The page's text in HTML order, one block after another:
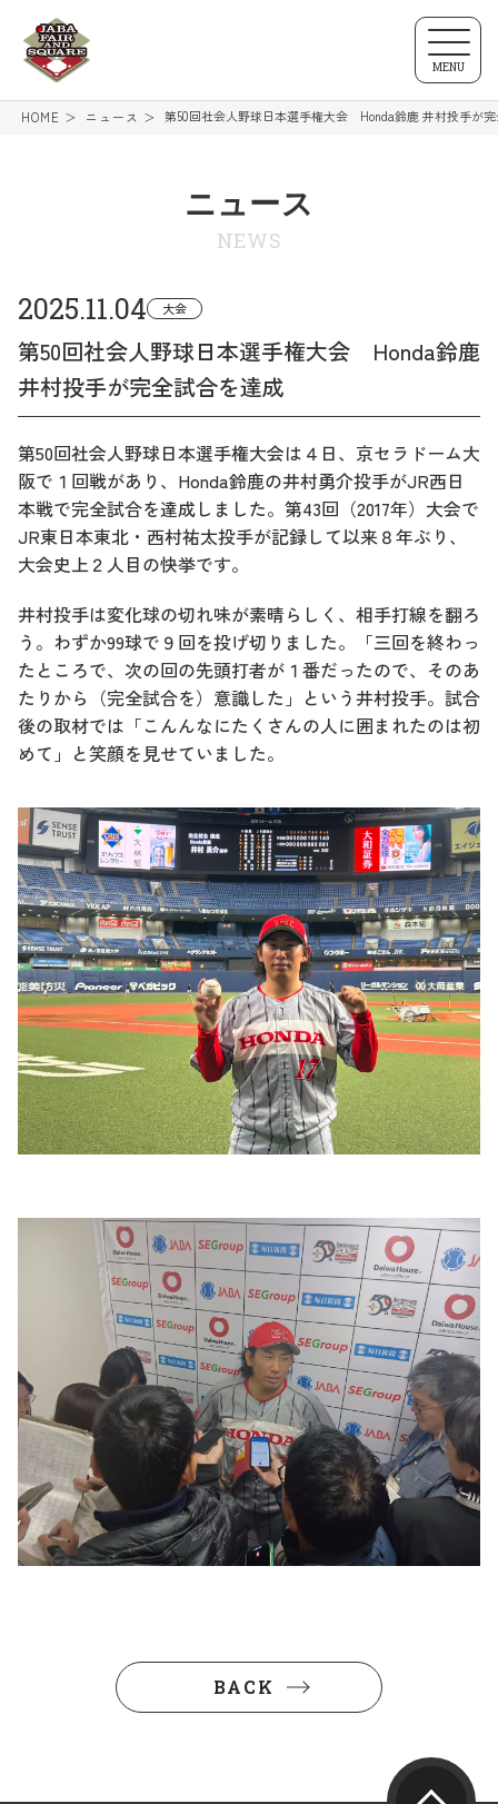
MENU
HOME ニュース 第50回社会人野球日本選手権大会 Honda鈴鹿 井村投手が
ニュース
NEWS
2025.11.04 大会
第50回社会人野球日本選手権大会 Honda鈴鹿
井村投手が完全試合を達成
第50回社会人野球日本選手権大会は４日、京セラドーム大
阪で１回戦があり、Honda鈴鹿の井村勇介投手がJR西日
本戦で完全試合を達成しました。第43回（2017年）大会で
JR東日本東北・西村祐太投手が記録して以来８年ぶり、
大会史上２人目の快挙です。
井村投手は変化球の切れ味が素晴らしく、相手打線を翻ろ
う。わずか99球で９回を投げ切りました。「三回を終わっ
たところで、次の回の先頭打者が１番だったので、そのあ
たりから（完全試合を）意識した」という井村投手。試合
後の取材では「こんんなにたくさんの人に囲まれたのは初
めて」と笑顔を見せていました。
BACK